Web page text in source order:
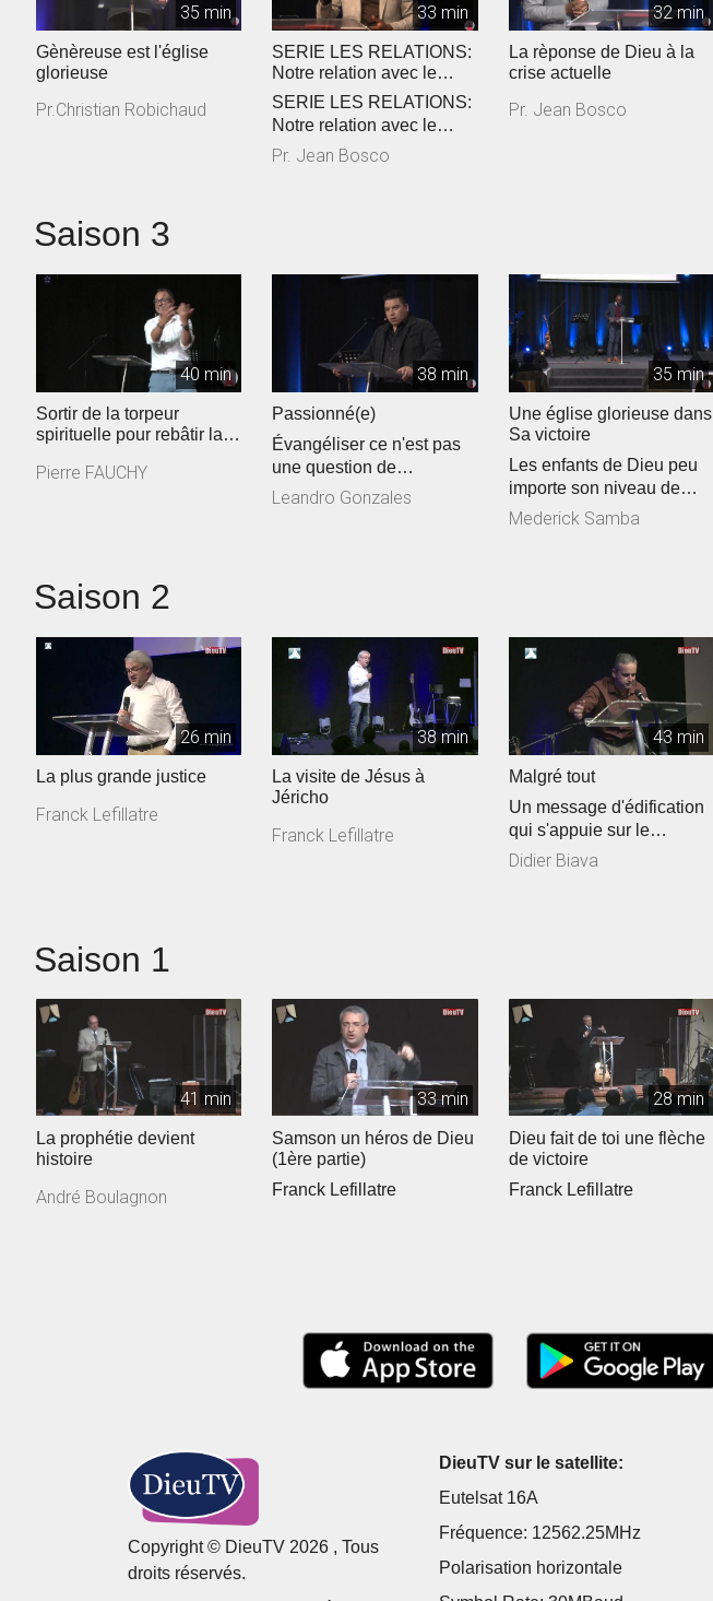
35 min
Gènèreuse est l'église
glorieuse
Pr.Christian Robichaud
33 min
SERIE LES RELATIONS:
Notre relation avec le
Saint-Esprit
SERIE LES RELATIONS:
Notre relation avec le
Saint-Esprit
Pr. Jean Bosco
32 min
La rèponse de Dieu à la
crise actuelle
Pr. Jean Bosco
Saison 3
40 min
Sortir de la torpeur
spirituelle pour rebâtir la
Pierre FAUCHY
38 min
Passionné(e)
Évangéliser ce n'est pas
une question de
qualification ou de
Leandro Gonzales
35 min
Une église glorieuse dans
Sa victoire
Les enfants de Dieu peu
importe son niveau de
maturité et profondeur
Mederick Samba
Saison 2
26 min
La plus grande justice
Franck Lefillatre
38 min
La visite de Jésus à
Jéricho
Franck Lefillatre
43 min
Malgré tout
Un message d'édification
qui s'appuie sur le
témoigne de Luc, un
Didier Biava
Saison 1
41 min
La prophétie devient
histoire
André Boulagnon
33 min
Samson un héros de Dieu
(1ère partie)
Franck Lefillatre
28 min
Dieu fait de toi une flèche
de victoire
Franck Lefillatre
Copyright © DieuTV 2026 , Tous
droits réservés.
DieuTV sur le satellite:
Eutelsat 16A
Fréquence: 12562.25MHz
Polarisation horizontale